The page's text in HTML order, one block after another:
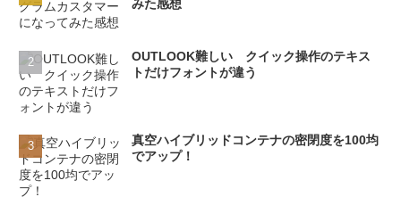
みた感想
OUTLOOK難しい クイック操作のテキス
トだけフォントが違う
真空ハイブリッドコンテナの密閉度を100均
でアップ！